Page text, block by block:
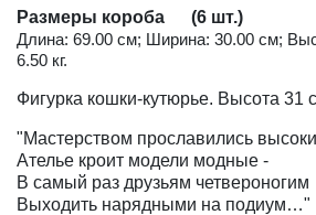
Размеры короба (6 шт.)
Длина: 69.00 см; Ширина: 30.00 см;
6.50 кг.
Фигурка кошки-кутюрье. Высота 31
"Мастерством прославились
Ателье кроит модели модные -
В самый раз друзьям четвероногим
Выходить нарядными на подиум…"